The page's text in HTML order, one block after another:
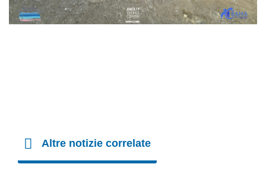
Altre notizie correlate